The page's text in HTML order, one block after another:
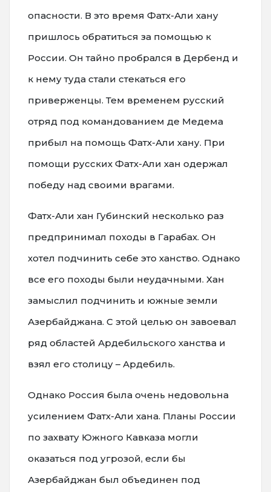
опасности. В это время Фатх-Али хану
пришлось обратиться за помощью к
России. Он тайно пробрался в Дербенд и
к нему туда стали стекаться его
приверженцы. Тем временем русский
отряд под командованием де Медема
прибыл на помощь Фатх-Али хану. При
помощи русских Фатх-Али хан одержал
победу над своими врагами.
Фатх-Али хан Губинский несколько раз
предпринимал походы в Гарабах. Он
хотел подчинить себе это ханство. Однако
все его походы были неудачными. Хан
замыслил подчинить и южные земли
Азербайджана. С этой целью он завоевал
ряд областей Ардебильского ханства и
взял его столицу – Ардебиль.
Однако Россия была очень недовольна
усилением Фатх-Али хана. Планы России
по захвату Южного Кавказа могли
оказаться под угрозой, если бы
Азербайджан был объединен под